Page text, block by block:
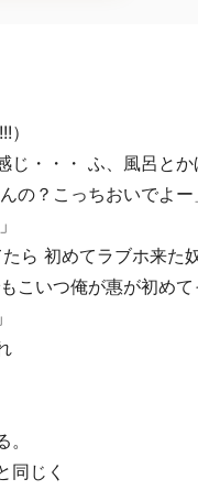
・・・ ふ、風呂とか
の？こっちおいでよー
ら 初めてラブホ来た
こいつ俺が惠が初めて
じく